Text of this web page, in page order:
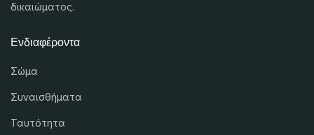
δικαιώματος.
Ενδιαφέροντα
Σώμα
Συναισθήματα
Ταυτότητα